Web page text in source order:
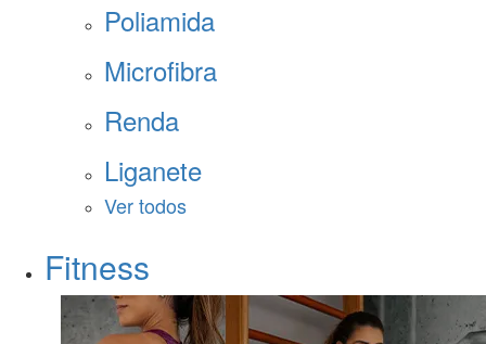
Poliamida
Microfibra
Renda
Liganete
Ver todos
Fitness